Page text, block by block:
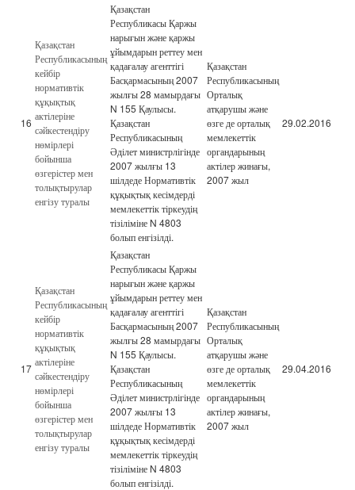
16
Қазақстан
Республикасының
кейбір
нормативтік
құқықтық
актілеріне
сәйкестендіру
нөмірлері
бойынша
өзгерістер мен
толықтырулар
енгізу туралы
Қазақстан
Республикасы Қаржы
нарығын және қаржы
ұйымдарын реттеу мен
қадағалау агенттігі
Басқармасының 2007
жылғы 28 мамырдағы
N 155 Қаулысы.
Қазақстан
Республикасының
Әділет министрлігінде
2007 жылғы 13
шілдеде Нормативтік
құқықтық кесімдерді
мемлекеттік тіркеудің
тізіліміне N 4803
болып енгізілді.
Қазақстан
Республикасының
Орталық
атқарушы және
өзге де орталық
мемлекеттік
органдарының
актілер жинағы,
2007 жыл
29.02.2016
17
Қазақстан
Республикасының
кейбір
нормативтік
құқықтық
актілеріне
сәйкестендіру
нөмірлері
бойынша
өзгерістер мен
толықтырулар
енгізу туралы
Қазақстан
Республикасы Қаржы
нарығын және қаржы
ұйымдарын реттеу мен
қадағалау агенттігі
Басқармасының 2007
жылғы 28 мамырдағы
N 155 Қаулысы.
Қазақстан
Республикасының
Әділет министрлігінде
2007 жылғы 13
шілдеде Нормативтік
құқықтық кесімдерді
мемлекеттік тіркеудің
тізіліміне N 4803
болып енгізілді.
Қазақстан
Республикасының
Орталық
атқарушы және
өзге де орталық
мемлекеттік
органдарының
актілер жинағы,
2007 жыл
29.04.2016